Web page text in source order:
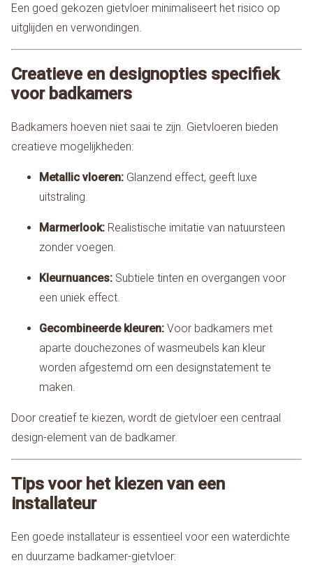
Een goed gekozen gietvloer minimaliseert het risico op
uitglijden en verwondingen.
Creatieve en designopties specifiek
voor badkamers
Badkamers hoeven niet saai te zijn. Gietvloeren bieden
creatieve mogelijkheden:
Metallic vloeren:Glanzend effect, geeft luxe
uitstraling.
Marmerlook:Realistische imitatie van natuursteen
zonder voegen.
Kleurnuances:Subtiele tinten en overgangen voor
een uniek effect.
Gecombineerde kleuren:Voor badkamers met
aparte douchezones of wasmeubels kan kleur
worden afgestemd om een designstatement te
maken.
Door creatief te kiezen, wordt de gietvloer een centraal
design-element van de badkamer.
Tips voor het kiezen van een
installateur
Een goede installateur is essentieel voor een waterdichte
en duurzame badkamer-gietvloer: